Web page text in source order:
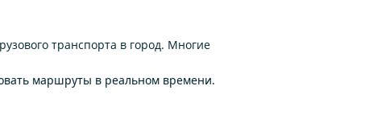
транспорта в город. Многие
маршруты в реальном времени.